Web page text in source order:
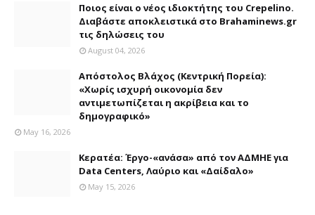
Ποιος είναι ο νέος ιδιοκτήτης του Crepelino.
Διαβάστε αποκλειστικά στο Brahaminews.gr
τις δηλώσεις του
August 04, 2026
Απόστολος Βλάχος (Κεντρική Πορεία):
«Χωρίς ισχυρή οικονομία δεν
αντιμετωπίζεται η ακρίβεια και το
δημογραφικό»
May 16, 2026
Κερατέα: Έργο-«ανάσα» από τον ΑΔΜΗΕ για
Data Centers, Λαύριο και «Δαίδαλο»
May 15, 2026